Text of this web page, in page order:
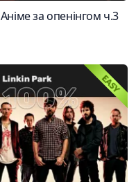
Аніме за опенінгом ч.3